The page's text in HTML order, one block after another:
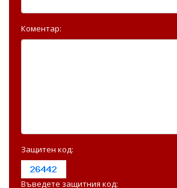
Коментар:
Защитен код:
Въведете защитния код: